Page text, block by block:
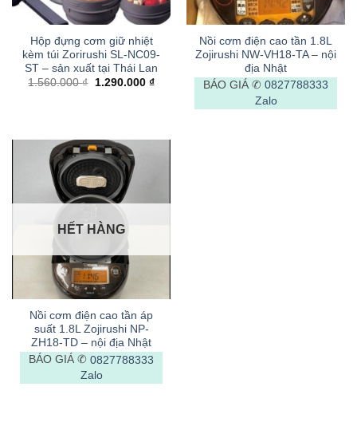
Hộp đựng cơm giữ nhiệt
kèm túi Zorirushi SL-NC09-
ST – sản xuất tại Thái Lan
1.560.000₫
Giá
1.290.000 ₫Giá
Nồi cơm điện cao tần 1.8L
Zojirushi NW-VH18-TA – nội
địa Nhật
BÁO GIÁ ✆ 0827788333
Zalo
HẾT HÀNG
Nồi cơm điện cao tần áp
suất 1.8L Zojirushi NP-
ZH18-TD – nội địa Nhật
BÁO GIÁ ✆ 0827788333
Zalo